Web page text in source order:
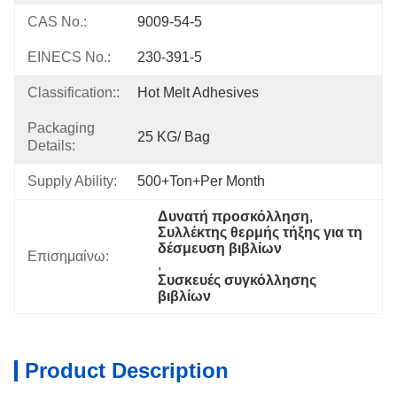
CAS No.: 9009-54-5
EINECS No.: 230-391-5
Classification:: Hot Melt Adhesives
Packaging
Details:
25 KG/ Bag
Supply Ability: 500+Ton+per Month
Επισημαίνω:
Δυνατή προσκόλληση,
Συλλέκτης θερμής τήξης για τη
δέσμευση βιβλίων
,
Συσκευές συγκόλλησης
βιβλίων
Product Description